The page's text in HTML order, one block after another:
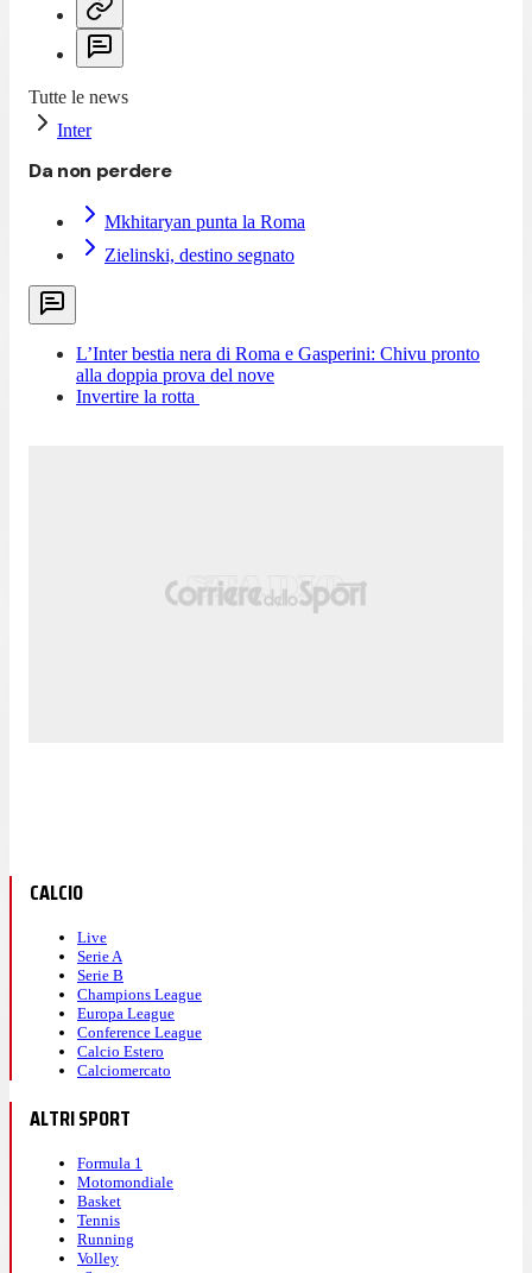
Tutte le news
Inter
Da non perdere
Mkhitaryan punta la Roma
Zielinski, destino segnato
L’Inter bestia nera di Roma e Gasperini: Chivu pronto
alla doppia prova del nove
Invertire la rotta
CALCIO
Live
Serie A
Serie B
Champions League
Europa League
Conference League
Calcio Estero
Calciomercato
ALTRI SPORT
Formula 1
Motomondiale
Basket
Tennis
Running
Volley